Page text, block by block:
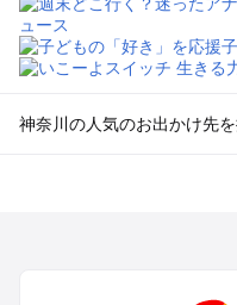
神奈川の人気のお出かけ先